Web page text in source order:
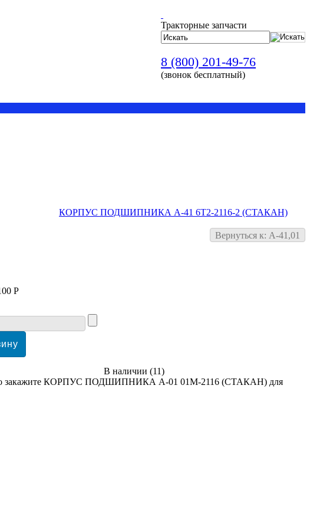
Тракторные запчасти
8 (800) 201-49-76
(звонок бесплатный)
КОРПУС ПОДШИПНИКА А-41 6Т2-2116-2 (СТАКАН)
Вернуться к: А-41,01
Р
В наличии (11)
закажите КОРПУС ПОДШИПНИКА А-01 01М-2116 (СТАКАН) для